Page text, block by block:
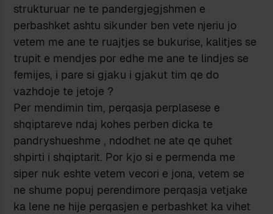
strukturuar ne te pandergjegjshmen e
perbashket ashtu sikunder ben vete njeriu jo
vetem me ane te ruajtjes se bukurise, kalitjes se
trupit e mendjes por edhe me ane te lindjes se
femijes, i pare si gjaku i gjakut tim qe do
vazhdoje te jetoje ?
Per mendimin tim, perqasja perplasese e
shqiptareve ndaj kohes perben dicka te
pandryshueshme , ndodhet ne ate qe quhet
shpirti i shqiptarit. Por kjo si e permenda me
siper nuk eshte vetem vecori e jona, vetem se
ne shume popuj perendimore perqasja vetjake
ka lene ne hije perqasjen e perbashket ka vihet